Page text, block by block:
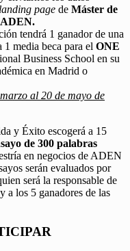
landing page de Máster de
ADEN.
tendrá 1 ganador de una
1 media beca para el ONE
Business School en su
en Madrid o
al 20 de mayo de
y Éxito escogerá a 15
de 300 palabras
en negocios de ADEN
serán evaluados por
será la responsable de
a los 5 ganadores de las